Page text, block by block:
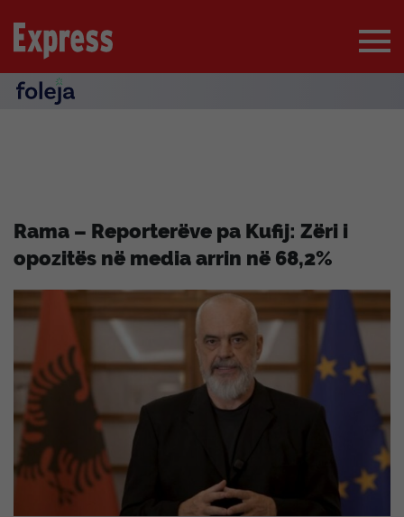
Rama – Reporterëve pa Kufij: Zëri i
opozitës në media arrin në 68,2%